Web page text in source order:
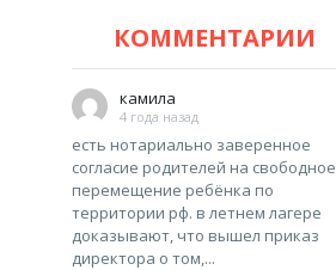
КОММЕНТАРИИ
камила
4 года назад
есть нотариально заверенное
согласие родителей на свободное
перемещение ребёнка по
территории рф. в летнем лагере
доказывают, что вышел приказ
директора о том,...